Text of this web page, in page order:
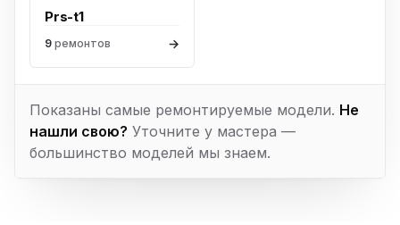
Prs-t1
9 ремонтов →
Показаны самые ремонтируемые модели. Не
нашли свою? Уточните у мастера —
большинство моделей мы знаем.